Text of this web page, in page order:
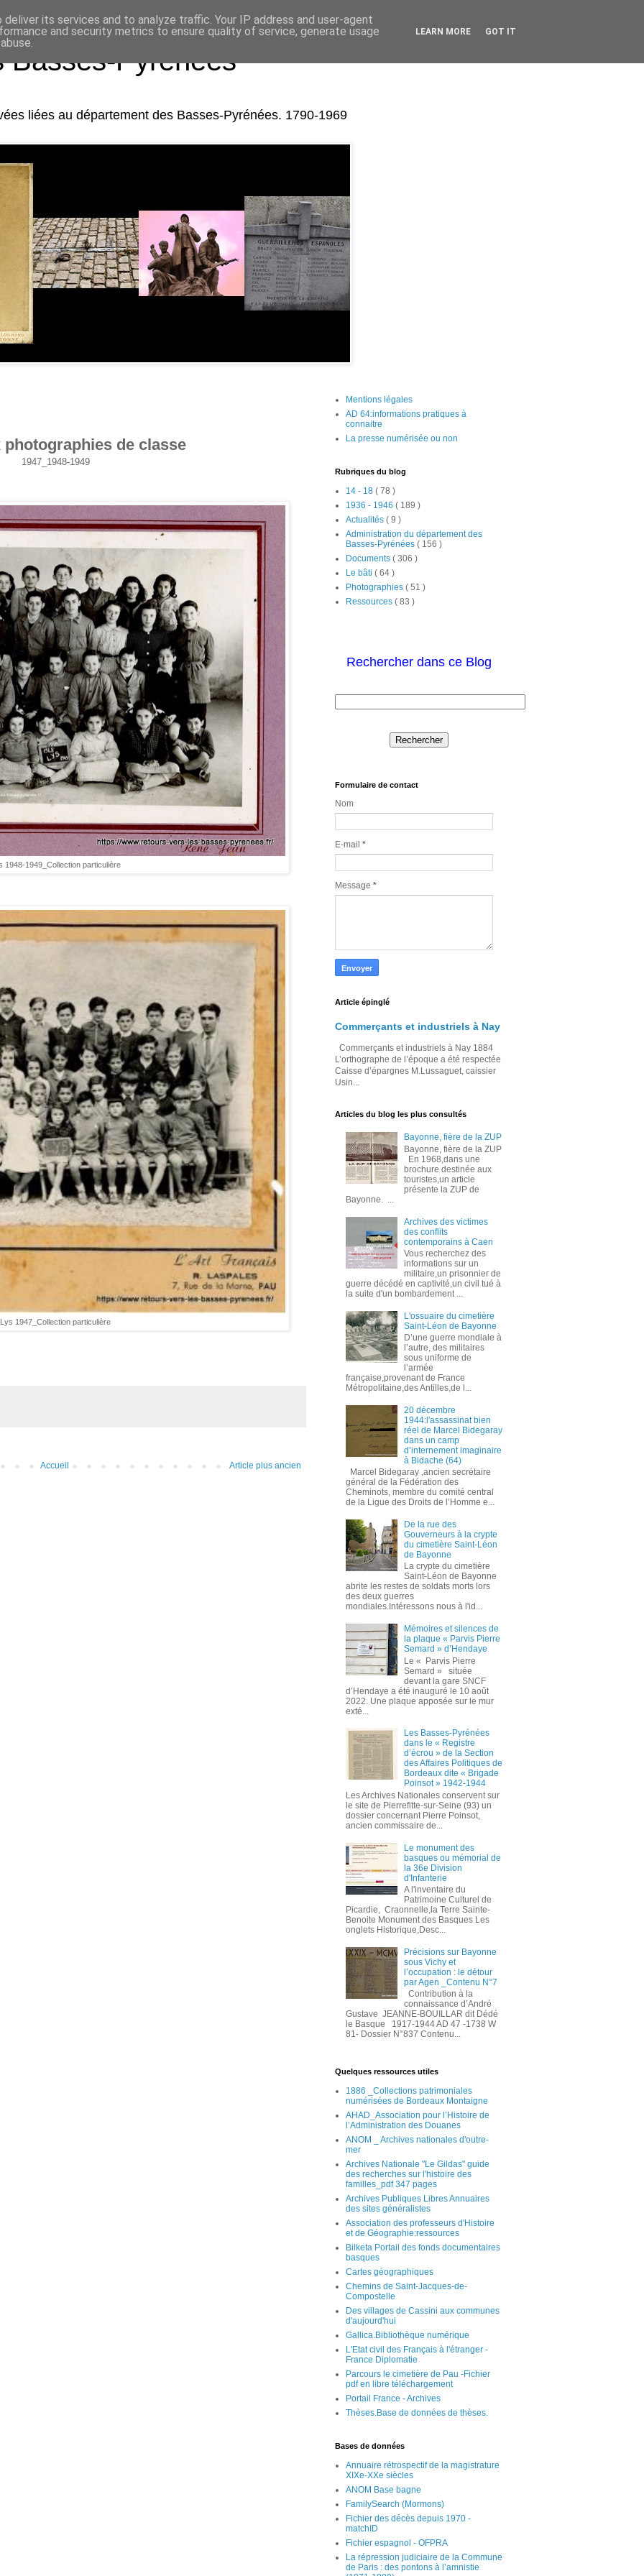
Basses-Pyrénées
liées au département des Basses-Pyrénées. 1790-1969
de classe
1947_1948-1949
1948-1949_Collection particulière
Lys 1947_Collection particulière
Article plus ancien
Accueil
Mentions légales
AD 64:informations pratiques à
connaitre
La presse numérisée ou non
Rubriques du blog
14 - 18 ( 78 )
1936 - 1946 ( 189 )
Actualités ( 9 )
Administration du département des
Basses-Pyrénées ( 156 )
Documents ( 306 )
Le bâti ( 64 )
Photographies ( 51 )
Ressources ( 83 )
Rechercher dans ce Blog
Formulaire de contact
Nom
E-mail *
Message *
Article épinglé
Commerçants et industriels à Nay
Commerçants et industriels à Nay 1884
L’orthographe de l’époque a été respectée
Caisse d’épargnes M.Lussaguet, caissier
Usin...
Articles du blog les plus consultés
Bayonne, fière de la ZUP
Bayonne, fière de la ZUP
En 1968,dans une
brochure destinée aux
touristes,un article
présente la ZUP de
Bayonne. ...
Archives des victimes
des conflits
contemporains à Caen
Vous recherchez des
informations sur un
militaire,un prisonnier de
guerre décédé en captivité,un civil tué à
la suite d'un bombardement ...
L'ossuaire du cimetière
Saint-Léon de Bayonne
D’une guerre mondiale à
l’autre, des militaires
sous uniforme de
l’armée
française,provenant de France
Métropolitaine,des Antilles,de l...
20 décembre
1944:l'assassinat bien
réel de Marcel Bidegaray
dans un camp
d’internement imaginaire
à Bidache (64)
Marcel Bidegaray ,ancien secrétaire
général de la Fédération des
Cheminots, membre du comité central
de la Ligue des Droits de l’Homme e...
De la rue des
Gouverneurs à la crypte
du cimetière Saint-Léon
de Bayonne
La crypte du cimetière
Saint-Léon de Bayonne
abrite les restes de soldats morts lors
des deux guerres
mondiales.Intéressons nous à l'id...
Mémoires et silences de
la plaque « Parvis Pierre
Semard » d’Hendaye
Le « Parvis Pierre
Semard » située
devant la gare SNCF
d’Hendaye a été inauguré le 10 août
2022. Une plaque apposée sur le mur
exté...
Les Basses-Pyrénées
dans le « Registre
d’écrou » de la Section
des Affaires Politiques de
Bordeaux dite « Brigade
Poinsot » 1942-1944
Les Archives Nationales conservent sur
le site de Pierrefitte-sur-Seine (93) un
dossier concernant Pierre Poinsot,
ancien commissaire de...
Le monument des
basques ou mémorial de
la 36e Division
d'Infanterie
A l'inventaire du
Patrimoine Culturel de
Picardie, Craonnelle,la Terre Sainte-
Benoite Monument des Basques Les
onglets Historique,Desc...
Précisions sur Bayonne
sous Vichy et
l’occupation : le détour
par Agen _Contenu N°7
Contribution à la
connaissance d’André
Gustave JEANNE-BOUILLAR dit Dédé
le Basque 1917-1944 AD 47 -1738 W
81- Dossier N°837 Contenu...
Quelques ressources utiles
1886 _Collections patrimoniales
numérisées de Bordeaux Montaigne
AHAD_Association pour l’Histoire de
l’Administration des Douanes
ANOM _ Archives nationales d'outre-
mer
Archives Nationale "Le Gildas" guide
des recherches sur l'histoire des
familles_pdf 347 pages
Archives Publiques Libres Annuaires
des sites généralistes
Association des professeurs d'Histoire
et de Géographie:ressources
Bilketa Portail des fonds documentaires
basques
Cartes géographiques
Chemins de Saint-Jacques-de-
Compostelle
Des villages de Cassini aux communes
d'aujourd'hui
Gallica.Bibliothèque numérique
L'Etat civil des Français à l'étranger -
France Diplomatie
Parcours le cimetière de Pau -Fichier
pdf en libre téléchargement
Portail France - Archives
Thèses.Base de données de thèses.
Bases de données
Annuaire rétrospectif de la magistrature
XIXe-XXe siècles
ANOM Base bagne
FamilySearch (Mormons)
Fichier des décès depuis 1970 -
matchID
Fichier espagnol - OFPRA
La répression judiciaire de la Commune
de Paris : des pontons à l’amnistie
its services and to analyze traffic. Your IP address and user-agent
and security metrics to ensure quality of service, generate usage
LEARN MORE GOT IT